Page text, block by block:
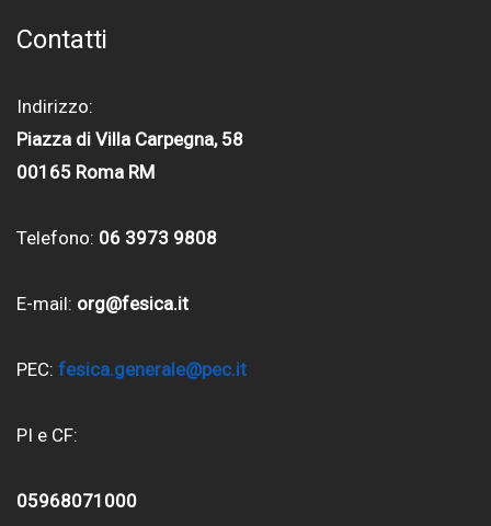
Contatti
Indirizzo:
Piazza di Villa Carpegna, 58
00165 Roma RM
Telefono: 06 3973 9808
E-mail: org@fesica.it
PEC: fesica.generale@pec.it
PI e CF:
05968071000